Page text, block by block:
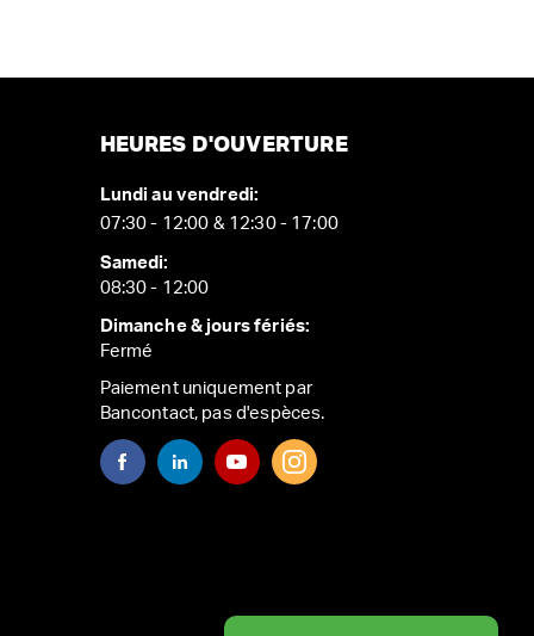
HEURES D'OUVERTURE
Lundi au vendredi:
07:30 - 12:00 & 12:30 - 17:00
Samedi:
08:30 - 12:00
Dimanche & jours fériés:
Fermé
Paiement uniquement par
Bancontact, pas d'espèces.